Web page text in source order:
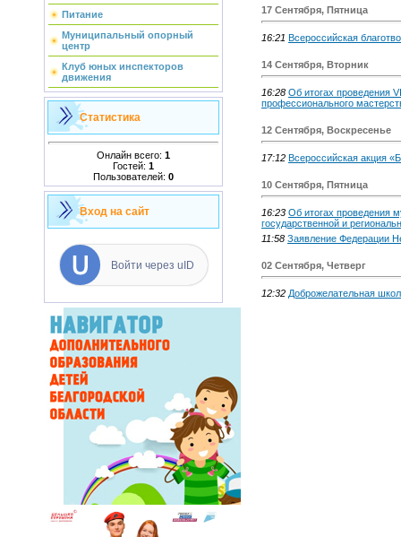
Питание
Муниципальный опорный
центр
Клуб юных инспекторов
движения
Статистика
Онлайн всего: 1
Гостей: 1
Пользователей: 0
Вход на сайт
Войти через uID
17 Сентября, Пятница
16:21 Всероссийская
14 Сентября, Вторник
16:28 Об итогах проведения
профессионального
12 Сентября, Воскресенье
17:12 Всероссийская акция
10 Сентября, Пятница
16:23 Об итогах проведения
государственной и
11:58 Заявление Федерации
02 Сентября, Четверг
12:32 Доброжелательная